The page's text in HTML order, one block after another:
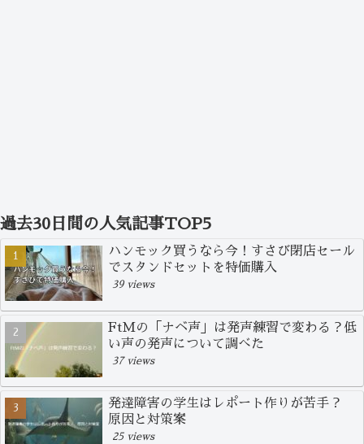
過去30日間の人気記事TOP5
ハンモック買うなら今！すさび閉店セール
でスタンドセットを特価購入
39 views
FtMの「ナベ声」は発声練習で変わる？低
い声の発声について調べた
37 views
発達障害の学生はレポート作りが苦手？
原因と対策案
25 views